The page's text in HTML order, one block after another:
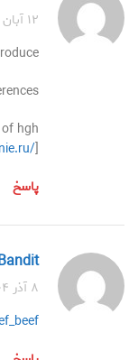
۱۲ آبان ۱۴۰۴ در ۴:۲۸ ب.ظ
hgh
]
پاسخ
۸ آذر ۱۴۰۴ در ۲:۰۸ ب.ظ